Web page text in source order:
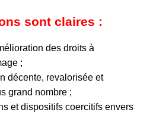
sont claires :
des droits à
;
décente, revalorisée et
grand nombre ;
et dispositifs coercitifs envers